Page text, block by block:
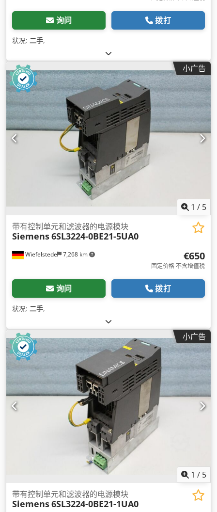
询问 拨打
状况: 二手,
小广告
1 / 5
Wiefelstede 7,268 km
带有控制单元和滤波器的电源模块
Siemens6SL3224-0BE21-5UA0
€650
固定价格 不含增值税
询问 拨打
状况: 二手,
小广告
1 / 5
带有控制单元和滤波器的电源模块
Siemens6SL3224-0BE21-1UA0